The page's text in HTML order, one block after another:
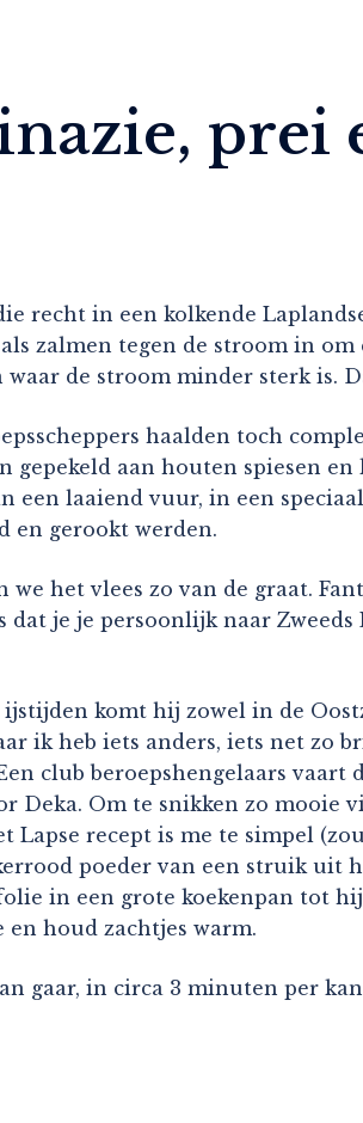
prei
recht in een kolkende
zalmen tegen de stroom in om
de stroom minder sterk is.
haalden toch
aan houten spiesen
een laaiend vuur, in een
en gerookt werden.
het vlees zo van de graat.
je je persoonlijk naar
komt hij zowel in de
ik heb iets anders, iets net zo
club beroepshengelaars vaart
Om te snikken zo mooie
Lapse recept is me te simpel
poeder van een struik uit
in een grote koekenpan tot
en houd zachtjes warm.
gaar, in circa 3 minuten per